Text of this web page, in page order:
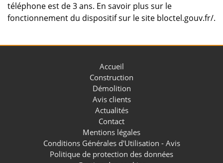
téléphone est de 3 ans. En savoir plus sur le
fonctionnement du dispositif sur le site bloctel.gouv.fr/.
Accueil
Construction
Démolition
Avis clients
Actualités
Contact
Mentions légales
Conditions Générales d'Utilisation - Avis
Politique de protection des données